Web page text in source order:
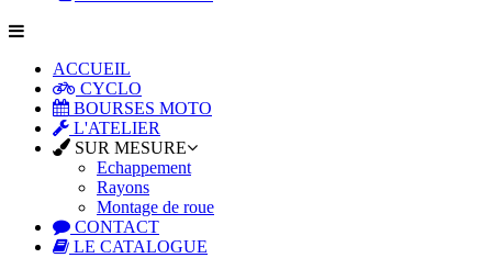
ACCUEIL
CYCLO
BOURSES MOTO
L'ATELIER
SUR MESURE
Echappement
Rayons
Montage de roue
CONTACT
LE CATALOGUE